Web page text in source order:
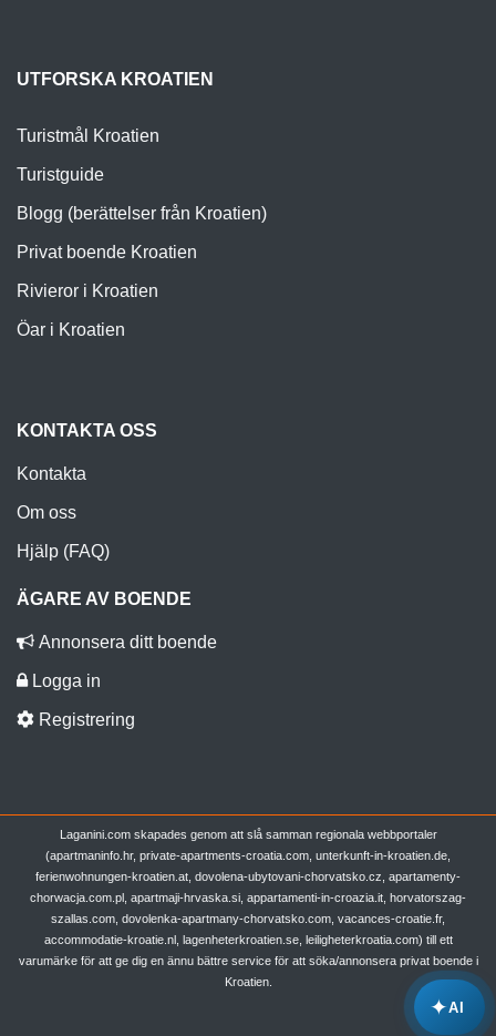
✦AI
UTFORSKA KROATIEN
Turistmål Kroatien
Turistguide
Blogg (berättelser från Kroatien)
Privat boende Kroatien
Rivieror i Kroatien
Öar i Kroatien
KONTAKTA OSS
Kontakta
Om oss
Hjälp (FAQ)
ÄGARE AV BOENDE
Annonsera ditt boende
Logga in
Registrering
Laganini.com skapades genom att slå samman regionala webbportaler
(apartmaninfo.hr, private-apartments-croatia.com, unterkunft-in-kroatien.de,
ferienwohnungen-kroatien.at, dovolena-ubytovani-chorvatsko.cz, apartamenty-
chorwacja.com.pl, apartmaji-hrvaska.si, appartamenti-in-croazia.it, horvatorszag-
szallas.com, dovolenka-apartmany-chorvatsko.com, vacances-croatie.fr,
accommodatie-kroatie.nl, lagenheterkroatien.se, leiligheterkroatia.com) till ett
varumärke för att ge dig en ännu bättre service för att söka/annonsera privat boende i
Kroatien.